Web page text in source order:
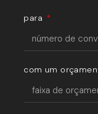
para
com um